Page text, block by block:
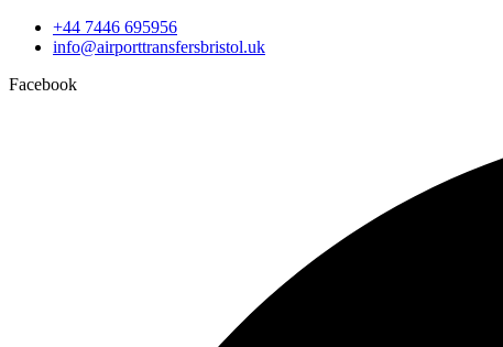
+44 7446 695956
info@airporttransfersbristol.uk
Facebook